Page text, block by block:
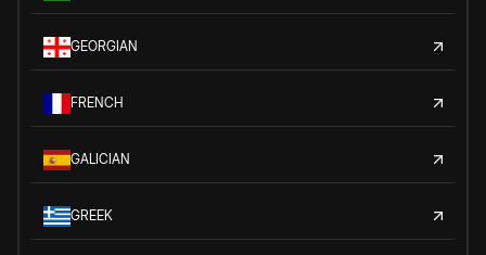
GEORGIAN
FRENCH
GALICIAN
GREEK